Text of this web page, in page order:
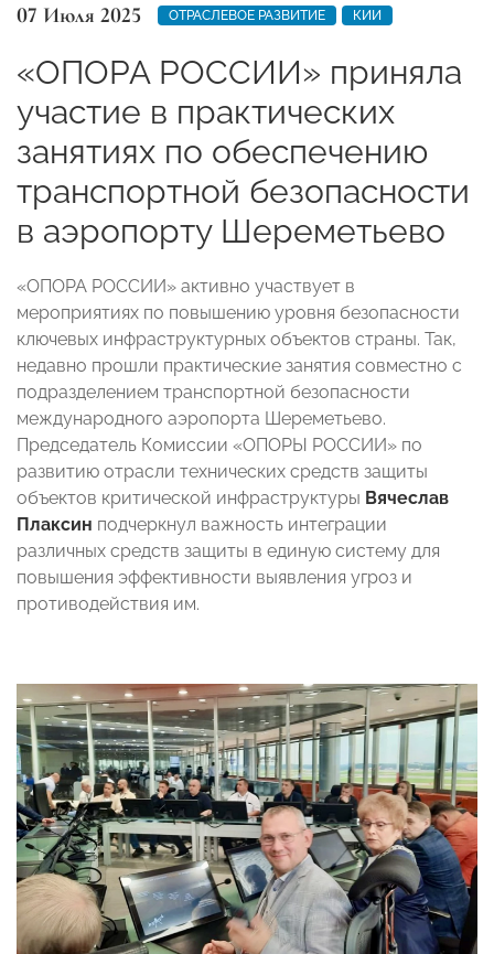
07 Июля 2025 ОТРАСЛЕВОЕ РАЗВИТИЕ КИИ
«ОПОРА РОССИИ» приняла
участие в практических
занятиях по обеспечению
транспортной безопасности
в аэропорту Шереметьево
«ОПОРА РОССИИ» активно участвует в
мероприятиях по повышению уровня безопасности
ключевых инфраструктурных объектов страны. Так,
недавно прошли практические занятия совместно с
подразделением транспортной безопасности
международного аэропорта Шереметьево.
Председатель Комиссии «ОПОРЫ РОССИИ» по
развитию отрасли технических средств защиты
объектов критической инфраструктуры Вячеслав
Плаксин подчеркнул важность интеграции
различных средств защиты в единую систему для
повышения эффективности выявления угроз и
противодействия им.